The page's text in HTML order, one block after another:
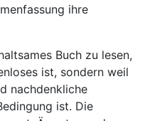
ihre
Buch zu lesen,
ist, sondern weil
nachdenkliche
ist. Die